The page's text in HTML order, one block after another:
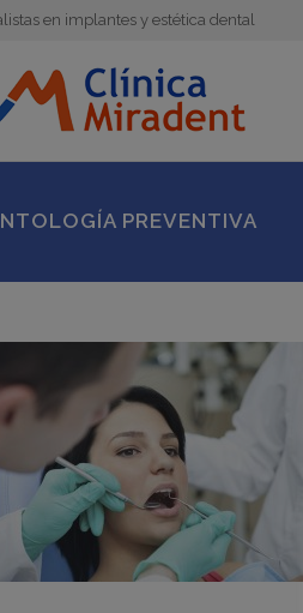
en implantes y estética dental
PREVENTIVA